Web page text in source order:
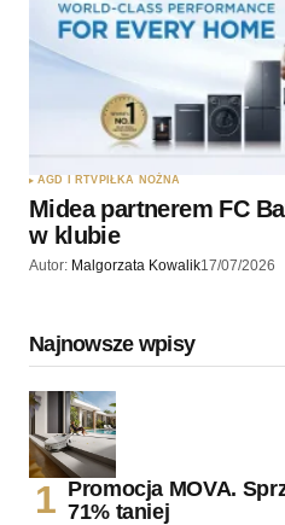
AGD I RTV PIŁKA NOŻNA
Midea partnerem FC
w klubie
Autor: Malgorzata Kowalik17/07/2026
Najnowsze wpisy
Promocja MOVA.
71% taniej